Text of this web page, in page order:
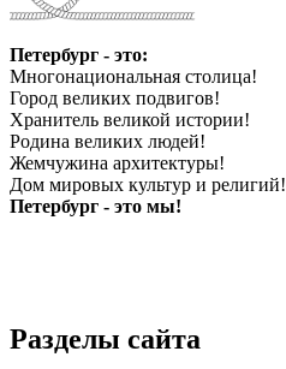
Петербург - это:
Многонациональная столица!
Город великих подвигов!
Хранитель великой истории!
Родина великих людей!
Жемчужина архитектуры!
Дом мировых культур и религий!
Петербург - это мы!
Разделы сайта